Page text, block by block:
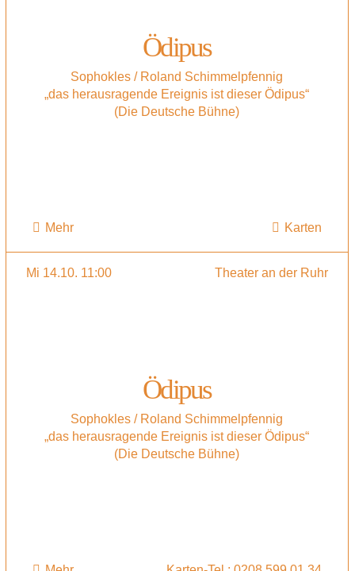
Ödipus
Sophokles / Roland Schimmelpfennig
„das herausragende Ereignis ist dieser Ödipus“
(Die Deutsche Bühne)
Mehr Karten
Mi 14.10. 11:00 Theater an der Ruhr
Ödipus
Sophokles / Roland Schimmelpfennig
„das herausragende Ereignis ist dieser Ödipus“
(Die Deutsche Bühne)